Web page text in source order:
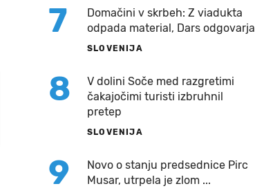
7
Domačini v skrbeh: Z viadukta
odpada material, Dars odgovarja
SLOVENIJA
8
V dolini Soče med razgretimi
čakajočimi turisti izbruhnil
pretep
SLOVENIJA
9
Novo o stanju predsednice Pirc
Musar, utrpela je zlom ...